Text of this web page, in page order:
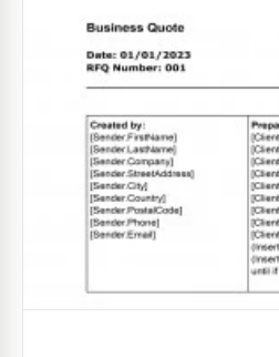
Cotação de Pedido
Um modelo de solicitação de
documento que uma empresa
cotações ou propostas de
vendedores de bens ou
Google Docs